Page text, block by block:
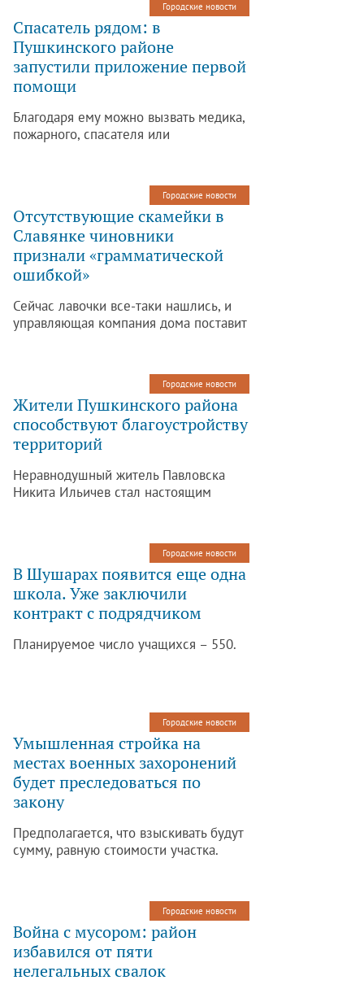
Городские новости
Спасатель рядом: в
Пушкинского районе
запустили приложение первой
помощи
Благодаря ему можно вызвать медика,
пожарного, спасателя или
Городские новости
Отсутствующие скамейки в
Славянке чиновники
признали «грамматической
ошибкой»
Сейчас лавочки все-таки нашлись, и
управляющая компания дома поставит
Городские новости
Жители Пушкинского района
способствуют благоустройству
территорий
Неравнодушный житель Павловска
Никита Ильичев стал настоящим
Городские новости
В Шушарах появится еще одна
школа. Уже заключили
контракт с подрядчиком
Планируемое число учащихся – 550.
Городские новости
Умышленная стройка на
местах военных захоронений
будет преследоваться по
закону
Предполагается, что взыскивать будут
сумму, равную стоимости участка.
Городские новости
Война с мусором: район
избавился от пяти
нелегальных свалок